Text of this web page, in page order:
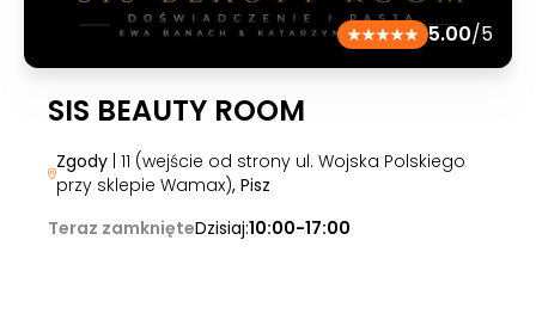
5.00/5
SIS BEAUTY ROOM
Zgody| 11 (wejście od strony ul. Wojska Polskiego
przy sklepie Wamax), Pisz
Teraz zamknięteDzisiaj:10:00-17:00